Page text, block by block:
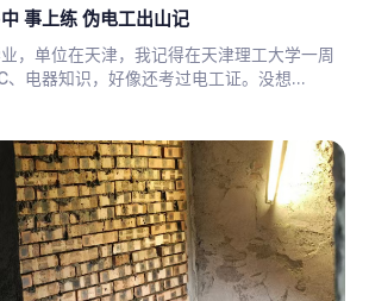
事上练 伪电工出山记
，单位在天津，我记得在天津理工大学一周
、电器知识，好像还考过电工证。没想...